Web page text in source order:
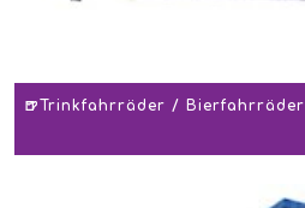
🍺Trinkfahrräder / Bierfahrräder